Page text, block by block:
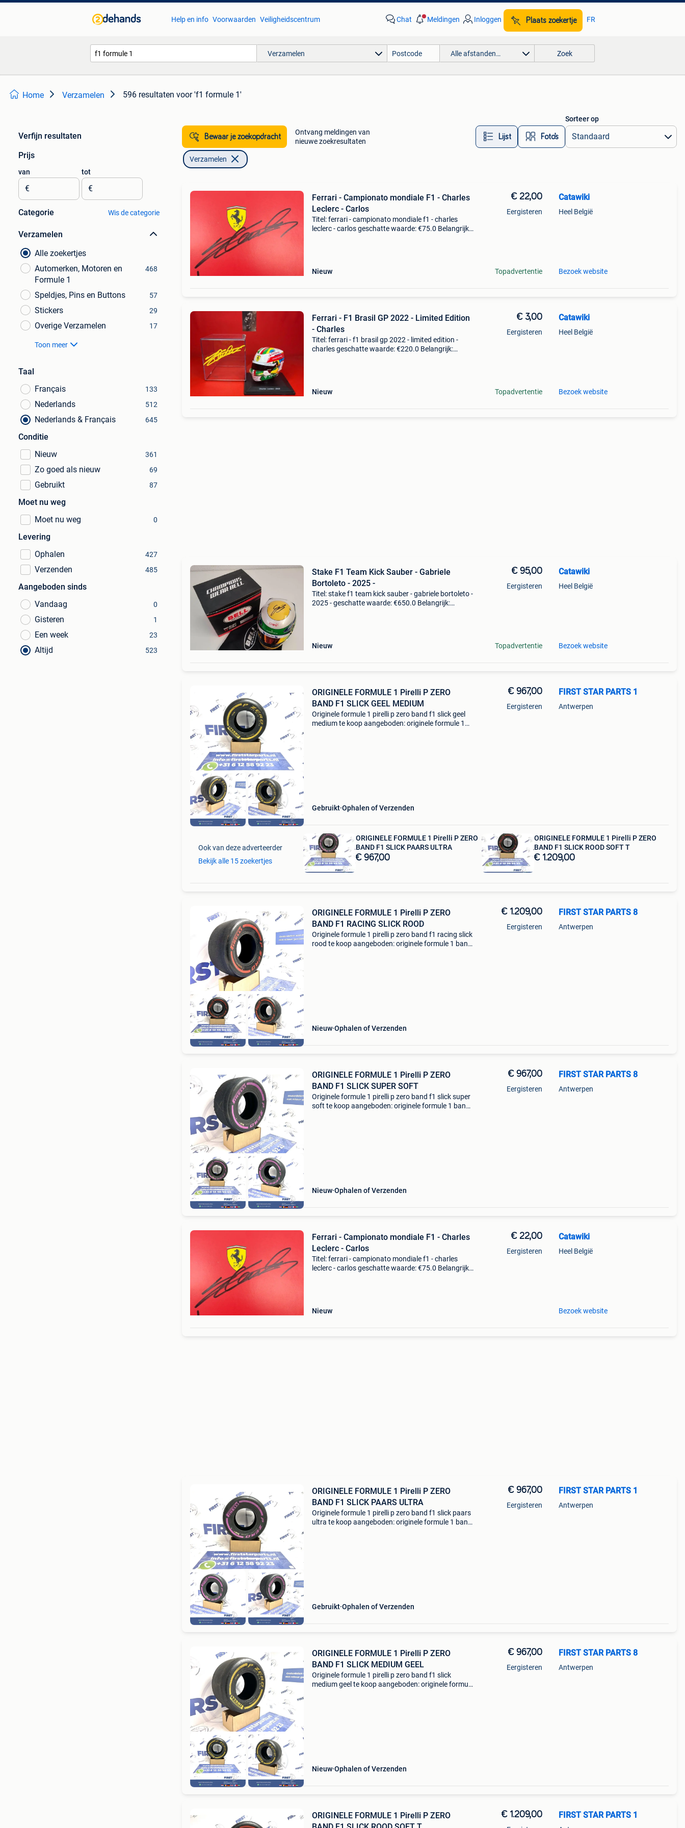
Help en info Voorwaarden Veiligheidscentrum Chat Meldingen Inloggen Plaats zoekertje FR
Verzamelen Alle afstanden… Zoek
Home Verzamelen 596 resultaten voor 'f1 formule 1'
Verfijn resultaten
Prijs
van
€
tot
€
Categorie Wis de categorie
Verzamelen
Alle zoekertjes
Automerken, Motoren en
Formule 1
468
Speldjes, Pins en Buttons 57
Stickers 29
Overige Verzamelen 17
Toon meer
Taal
Français
133
Nederlands 512
Nederlands & Français 645
Conditie
Nieuw
361
Zo goed als nieuw 69
Gebruikt 87
Moet nu weg
Moet nu weg
0
Levering
Ophalen
427
Verzenden 485
Aangeboden sinds
Vandaag
0
Gisteren 1
Een week 23
Altijd 523
Bewaar je zoekopdracht
Ontvang meldingen van
nieuwe zoekresultaten
Lijst Foto’s
Sorteer op
Verzamelen
Ferrari - Campionato mondiale F1 - Charles
Leclerc - Carlos
Titel: ferrari - campionato mondiale f1 - charles
leclerc - carlos geschatte waarde: €75.0 Belangrijk:
Nieuw
€ 22,00
Eergisteren
Topadvertentie
Catawiki
Heel België
Bezoek website
Ferrari - F1 Brasil GP 2022 - Limited Edition
- Charles
Titel: ferrari - f1 brasil gp 2022 - limited edition -
charles geschatte waarde: €220.0 Belangrijk:
Nieuw
€ 3,00
Eergisteren
Topadvertentie
Catawiki
Heel België
Bezoek website
Stake F1 Team Kick Sauber - Gabriele
Bortoleto - 2025 -
Titel: stake f1 team kick sauber - gabriele bortoleto -
2025 - geschatte waarde: €650.0 Belangrijk:
Nieuw
€ 95,00
Eergisteren
Topadvertentie
Catawiki
Heel België
Bezoek website
ORIGINELE FORMULE 1 Pirelli P ZERO
BAND F1 SLICK GEEL MEDIUM
Originele formule 1 pirelli p zero band f1 slick geel
medium te koop aangeboden: originele formule 1
Gebruikt Ophalen of Verzenden
€ 967,00
Eergisteren
FIRST STAR PARTS 1
Antwerpen
Ook van deze adverteerder
Bekijk alle 15 zoekertjes
ORIGINELE FORMULE 1 Pirelli P ZERO
BAND F1 SLICK PAARS ULTRA
€ 967,00
ORIGINELE FORMULE 1 Pirelli P ZERO
BAND F1 SLICK ROOD SOFT T
€ 1.209,00
ORIGINELE FORMULE 1 Pirelli P ZERO
BAND F1 RACING SLICK ROOD
Originele formule 1 pirelli p zero band f1 racing slick
rood te koop aangeboden: originele formule 1 band
Nieuw Ophalen of Verzenden
€ 1.209,00
Eergisteren
FIRST STAR PARTS 8
Antwerpen
ORIGINELE FORMULE 1 Pirelli P ZERO
BAND F1 SLICK SUPER SOFT
Originele formule 1 pirelli p zero band f1 slick super
soft te koop aangeboden: originele formule 1 band
Nieuw Ophalen of Verzenden
€ 967,00
Eergisteren
FIRST STAR PARTS 8
Antwerpen
Ferrari - Campionato mondiale F1 - Charles
Leclerc - Carlos
Titel: ferrari - campionato mondiale f1 - charles
leclerc - carlos geschatte waarde: €75.0 Belangrijk:
Nieuw
€ 22,00
Eergisteren
Catawiki
Heel België
Bezoek website
ORIGINELE FORMULE 1 Pirelli P ZERO
BAND F1 SLICK PAARS ULTRA
Originele formule 1 pirelli p zero band f1 slick paars
ultra te koop aangeboden: originele formule 1 band
Gebruikt Ophalen of Verzenden
€ 967,00
Eergisteren
FIRST STAR PARTS 1
Antwerpen
ORIGINELE FORMULE 1 Pirelli P ZERO
BAND F1 SLICK MEDIUM GEEL
Originele formule 1 pirelli p zero band f1 slick
medium geel te koop aangeboden: originele formule
Nieuw Ophalen of Verzenden
€ 967,00
Eergisteren
FIRST STAR PARTS 8
Antwerpen
ORIGINELE FORMULE 1 Pirelli P ZERO
€ 1.209,00 FIRST STAR PARTS 1